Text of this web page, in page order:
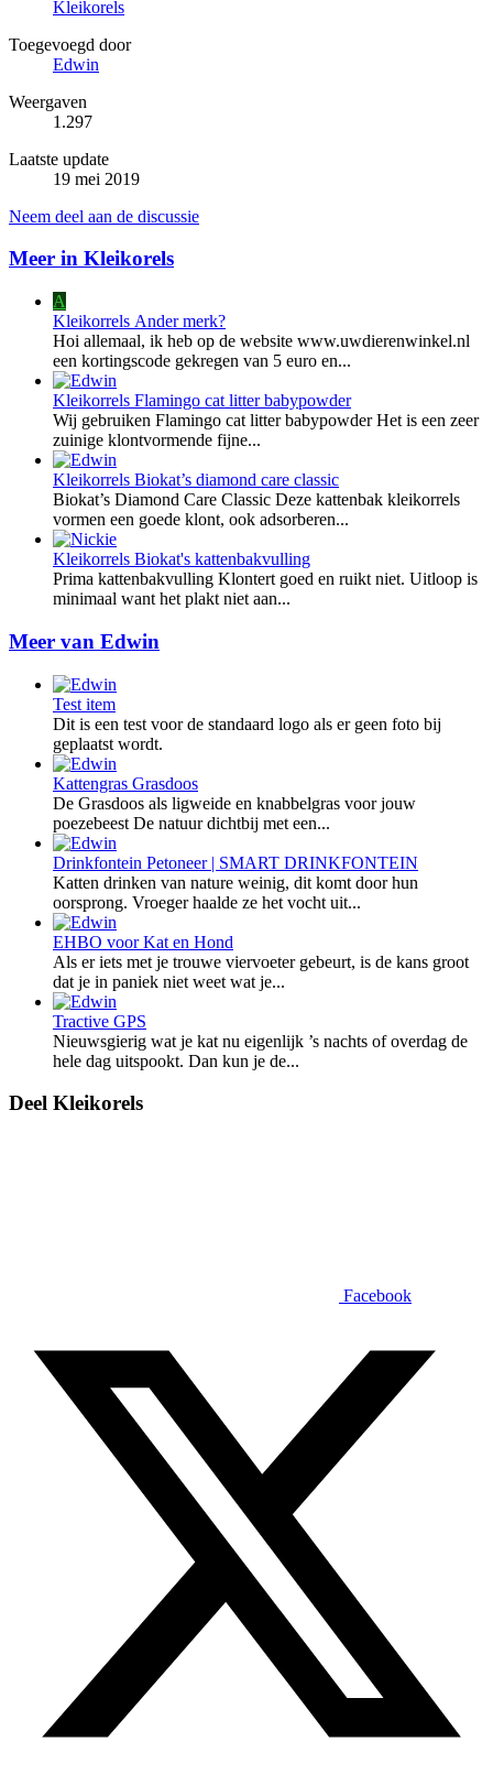
Kleikorels
Toegevoegd door
Edwin
Weergaven
1.297
Laatste update
19 mei 2019
Neem deel aan de discussie
Meer in Kleikorels
A
Kleikorrels Ander merk?
Hoi allemaal, ik heb op de website www.uwdierenwinkel.nl
een kortingscode gekregen van 5 euro en...
Kleikorrels Flamingo cat litter babypowder
Wij gebruiken Flamingo cat litter babypowder Het is een zeer
zuinige klontvormende fijne...
Kleikorrels Biokat’s diamond care classic
Biokat’s Diamond Care Classic Deze kattenbak kleikorrels
vormen een goede klont, ook adsorberen...
Kleikorrels Biokat's kattenbakvulling
Prima kattenbakvulling Klontert goed en ruikt niet. Uitloop is
minimaal want het plakt niet aan...
Meer van Edwin
Test item
Dit is een test voor de standaard logo als er geen foto bij
geplaatst wordt.
Kattengras Grasdoos
De Grasdoos als ligweide en knabbelgras voor jouw
poezebeest De natuur dichtbij met een...
Drinkfontein Petoneer | SMART DRINKFONTEIN
Katten drinken van nature weinig, dit komt door hun
oorsprong. Vroeger haalde ze het vocht uit...
EHBO voor Kat en Hond
Als er iets met je trouwe viervoeter gebeurt, is de kans groot
dat je in paniek niet weet wat je...
Tractive GPS
Nieuwsgierig wat je kat nu eigenlijk ’s nachts of overdag de
hele dag uitspookt. Dan kun je de...
Deel Kleikorels
Facebook